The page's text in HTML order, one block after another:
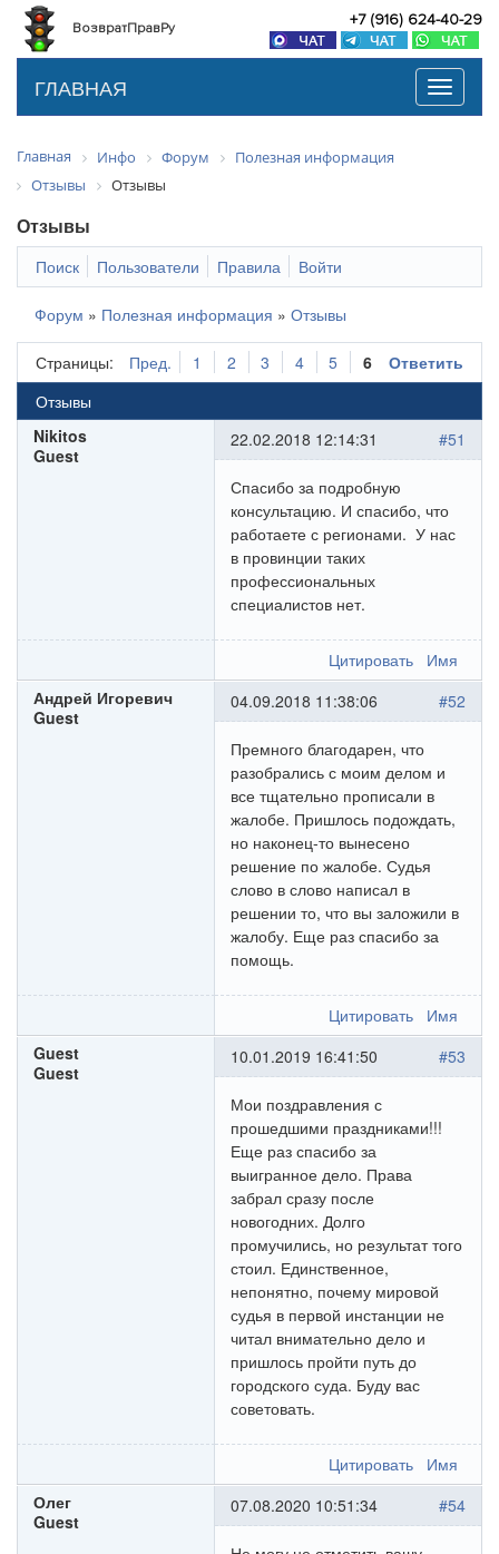
ВозвратПравРу +7 (916) 624-40-29
Toggle
ГЛАВНАЯ
Главная Инфо Форум
Полезная информация
Отзывы
Отзывы
Отзывы
Поиск Пользователи Правила Войти
Форум » Полезная информация » Отзывы
Страницы: Пред. 1 2 3 4 5 6
Ответить
Отзывы
Nikitos
Guest
#51
22.02.2018 12:14:31
Спасибо за подробную
консультацию. И спасибо, что
работаете с регионами. У нас
в провинции таких
профессиональных
специалистов нет.
Цитировать
Имя
Андрей Игоревич
Guest
#52
04.09.2018 11:38:06
Премного благодарен, что
разобрались с моим делом и
все тщательно прописали в
жалобе. Пришлось подождать,
но наконец-то вынесено
решение по жалобе. Судья
слово в слово написал в
решении то, что вы заложили в
жалобу. Еще раз спасибо за
помощь.
Цитировать
Имя
Guest
Guest
#53
10.01.2019 16:41:50
Мои поздравления с
прошедшими праздниками!!!
Еще раз спасибо за
выигранное дело. Права
забрал сразу после
новогодних. Долго
промучились, но результат того
стоил. Единственное,
непонятно, почему мировой
судья в первой инстанции не
читал внимательно дело и
пришлось пройти путь до
городского суда. Буду вас
советовать.
Цитировать
Имя
Олег
Guest
#54
07.08.2020 10:51:34